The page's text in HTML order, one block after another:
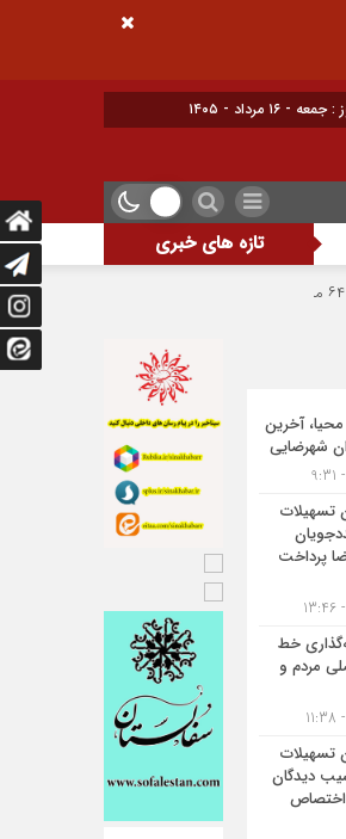
- ۱۶ مرداد - ۱۴۰۵
تازه های خبری
آخرین
شهرضایی
تسهیلات
پرداخت
خط
مردم و
تسهیلات
دیدگان